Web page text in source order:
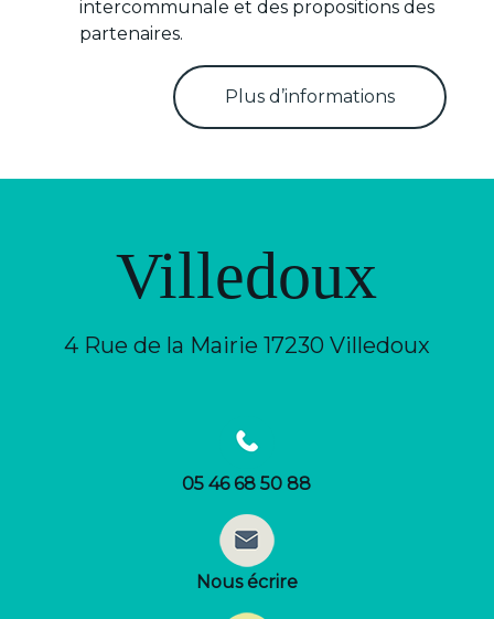
intercommunale et des propositions des
partenaires.
Plus d’informations
Villedoux
4 Rue de la Mairie 17230 Villedoux
05 46 68 50 88
Nous écrire